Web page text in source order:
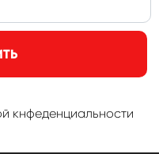
кнфеденциальности